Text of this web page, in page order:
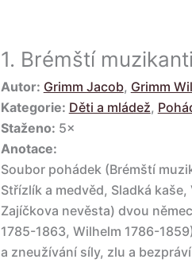
1. Brémští muzikanti
Autor: Grimm Jacob, Grimm
Kategorie: Děti a mládež,
Staženo: 5×
Anotace:
Soubor pohádek (Brémští
Střízlík a medvěd, Sladká
Zajíčkova nevěsta) dvou
1785-1863, Wilhelm 1786-
a zneužívání síly, zlu a